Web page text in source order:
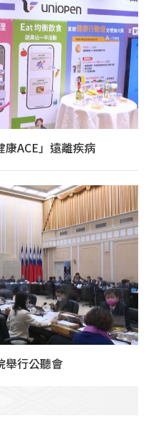
ACE」遠離疾病
舉行公聽會